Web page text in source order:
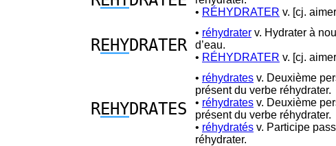
• RÉHYDRATER v. [cj.
REHYDRATER
• réhydrater v. Hydrater à
d’eau.
• RÉHYDRATER v. [cj.
REHYDRATES
• réhydrates v. Deuxième
présent du verbe réhydrater.
• réhydrates v. Deuxième
présent du verbe réhydrater.
• réhydratés v. Participe
réhydrater.